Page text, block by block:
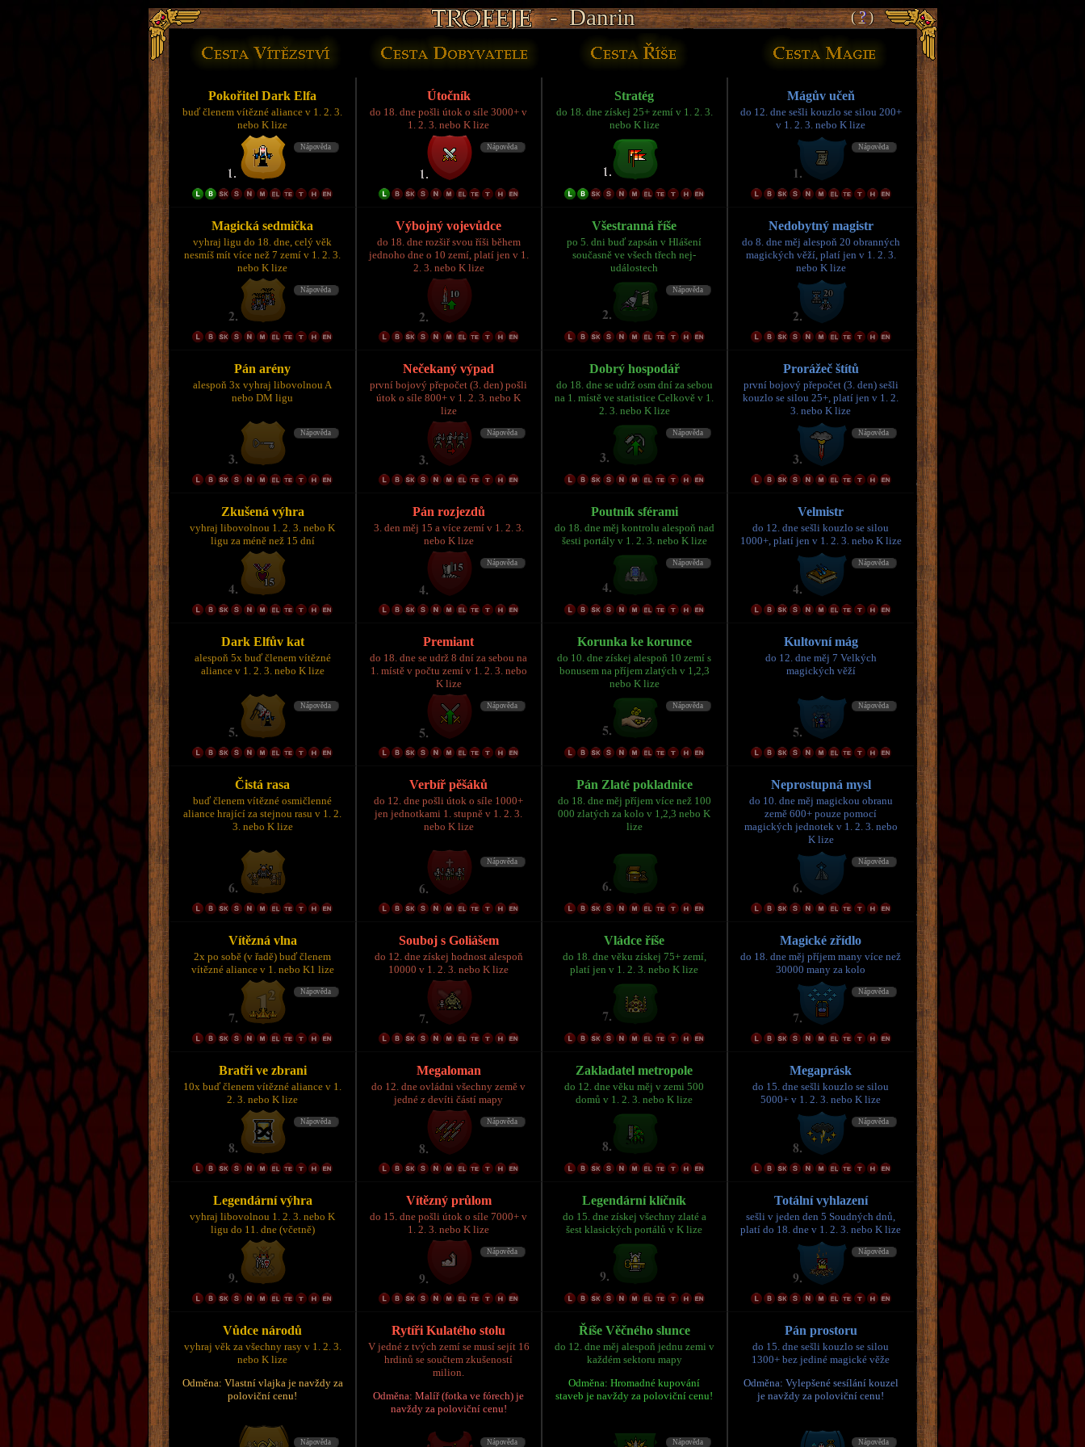
- Danrin
- Danrin
- Danrin
- Danrin
- Danrin (?)
(?)
Pokořitel Dark Elfa
buď členem vítězné aliance v 1. 2. 3.
nebo K lize
Útočník
do 18. dne pošli útok o síle 3000+ v
1. 2. 3. nebo K lize
Stratég
do 18. dne získej 25+ zemí v 1. 2. 3.
nebo K lize
Mágův učeň
do 12. dne sešli kouzlo se silou 200+
v 1. 2. 3. nebo K lize
Magická sedmička
vyhraj ligu do 18. dne, celý věk
nesmíš mít více než 7 zemí v 1. 2. 3.
nebo K lize
Výbojný vojevůdce
do 18. dne rozšiř svou říši během
jednoho dne o 10 zemí, platí jen v 1.
2. 3. nebo K lize
Všestranná říše
po 5. dni buď zapsán v Hlášení
současně ve všech třech nej-
událostech
Nedobytný magistr
do 8. dne měj alespoň 20 obranných
magických věží, platí jen v 1. 2. 3.
nebo K lize
Pán arény
alespoň 3x vyhraj libovolnou A
nebo DM ligu
Nečekaný výpad
první bojový přepočet (3. den) pošli
útok o síle 800+ v 1. 2. 3. nebo K
lize
Dobrý hospodář
do 18. dne se udrž osm dní za sebou
na 1. místě ve statistice Celkově v 1.
2. 3. nebo K lize
Prorážeč štítů
první bojový přepočet (3. den) sešli
kouzlo se silou 25+, platí jen v 1. 2.
3. nebo K lize
Zkušená výhra
vyhraj libovolnou 1. 2. 3. nebo K
ligu za méně než 15 dní
Pán rozjezdů
3. den měj 15 a více zemí v 1. 2. 3.
nebo K lize
Poutník sférami
do 18. dne měj kontrolu alespoň nad
šesti portály v 1. 2. 3. nebo K lize
Velmistr
do 12. dne sešli kouzlo se silou
1000+, platí jen v 1. 2. 3. nebo K lize
Dark Elfův kat
alespoň 5x buď členem vítězné
aliance v 1. 2. 3. nebo K lize
Premiant
do 18. dne se udrž 8 dní za sebou na
1. místě v počtu zemí v 1. 2. 3. nebo
K lize
Korunka ke korunce
do 10. dne získej alespoň 10 zemí s
bonusem na příjem zlatých v 1,2,3
nebo K lize
Kultovní mág
do 12. dne měj 7 Velkých
magických věží
Čistá rasa
buď členem vítězné osmičlenné
aliance hrající za stejnou rasu v 1. 2.
3. nebo K lize
Verbíř pěšáků
do 12. dne pošli útok o síle 1000+
jen jednotkami 1. stupně v 1. 2. 3.
nebo K lize
Pán Zlaté pokladnice
do 18. dne měj příjem více než 100
000 zlatých za kolo v 1,2,3 nebo K
lize
Neprostupná mysl
do 10. dne měj magickou obranu
země 600+ pouze pomocí
magických jednotek v 1. 2. 3. nebo
K lize
Vítězná vlna
2x po sobě (v řadě) buď členem
vítězné aliance v 1. nebo K1 lize
Souboj s Goliášem
do 12. dne získej hodnost alespoň
10000 v 1. 2. 3. nebo K lize
Vládce říše
do 18. dne věku získej 75+ zemí,
platí jen v 1. 2. 3. nebo K lize
Magické zřídlo
do 18. dne měj příjem many více než
30000 many za kolo
Bratři ve zbrani
10x buď členem vítězné aliance v 1.
2. 3. nebo K lize
Megaloman
do 12. dne ovládni všechny země v
jedné z devíti částí mapy
Zakladatel metropole
do 12. dne věku měj v zemi 500
domů v 1. 2. 3. nebo K lize
Megaprásk
do 15. dne sešli kouzlo se silou
5000+ v 1. 2. 3. nebo K lize
Legendární výhra
vyhraj libovolnou 1. 2. 3. nebo K
ligu do 11. dne (včetně)
Vítězný průlom
do 15. dne pošli útok o síle 7000+ v
1. 2. 3. nebo K lize
Legendární klíčník
do 15. dne získej všechny zlaté a
šest klasických portálů v K lize
Totální vyhlazení
sešli v jeden den 5 Soudných dnů,
platí do 18. dne v 1. 2. 3. nebo K lize
Vůdce národů
vyhraj věk za všechny rasy v 1. 2. 3.
nebo K lize
Odměna: Vlastní vlajka je navždy za
poloviční cenu!
Rytíři Kulatého stolu
V jedné z tvých zemí se musí sejít 16
hrdinů se součtem zkušeností
milion.
Odměna: Malíř (fotka ve fórech) je
navždy za poloviční cenu!
Říše Věčného slunce
do 12. dne měj alespoň jednu zemi v
každém sektoru mapy
Odměna: Hromadné kupování
staveb je navždy za poloviční cenu!
Pán prostoru
do 15. dne sešli kouzlo se silou
1300+ bez jediné magické věže
Odměna: Vylepšené sesílání kouzel
je navždy za poloviční cenu!